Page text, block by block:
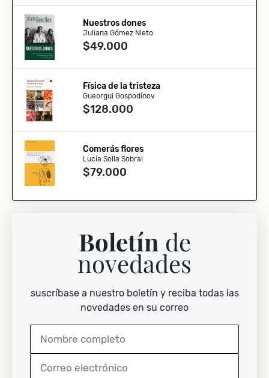
Nuestros dones
Juliana Gómez Nieto
$49.000
Física de la tristeza
Gueorgui Gospodínov
$128.000
Comerás flores
Lucía Solla Sobral
$79.000
Boletín de
novedades
suscríbase a nuestro boletín y reciba todas las
novedades en su correo